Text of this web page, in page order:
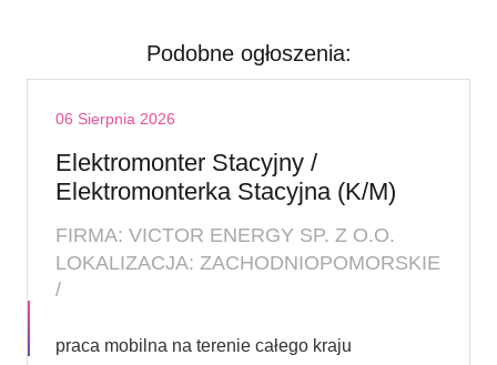
Podobne ogłoszenia:
06 Sierpnia 2026
Elektromonter Stacyjny /
Elektromonterka Stacyjna (K/M)
FIRMA: VICTOR ENERGY SP. Z O.O.
LOKALIZACJA: ZACHODNIOPOMORSKIE
/
praca mobilna na terenie całego kraju